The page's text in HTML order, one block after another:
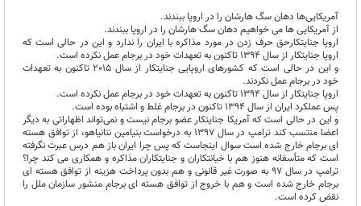
آمریکایی‌ها دهان سگ هارشان را در اروپا ببندند.
از آمریکایی ها می خواهیم دهان سگ هارشان را در اروپا ببندند.
اروپا جنایتکارحق حرف زدن در مورد مذاکره با ایران را ندارد و این در حالی است که
اروپا جنایتکار از سال 1394 تاکنون به تعهدات خود در برجام عمل نکرده است.
و این در حالی است که کشورهای اروپایی جنایتکار از سال 2015 تاکنون به تعهدات
خود در برجام عمل نکردند.
اروپا جنایتکار از سال 1394 تاکنون به تعهدات خود در برجام عمل نکرده است.
پس عملکرد ایران از سال 1394 تاکنون در برجام غلط و اشتباه بوده است.
و این در حالی است که آمریکا جنایتکار عضو برجام نیست و نمی‌تواند اظهاراتی به دیگر
اعضا منتسب کند ترامپ در سال 1397 به درخواست بنیامین نتانیاهو، از توافق هسته
ای برجام خارج شده است سوال اینجاست که پس چرا ایران باز هم درس عبرت نگرفته
است که متأسفانه هنوز هم با خیانتکاران و جنایتکاران مذاکره و همکاری می کند چرا؟
ترامپ در سال 97 به صورت غیر قانونی و هم بدون پرداخت هزینه از توافق هسته ای
برجام خارج شده است و هم با خروج از توافق هسته ای برجام منشور سازمان ملل را
نقض کرده است.